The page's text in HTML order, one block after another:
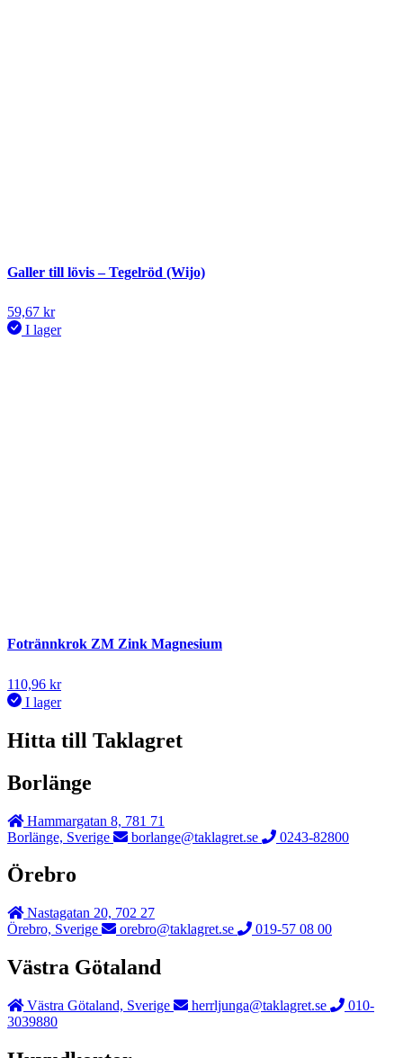
Galler till lövis – Tegelröd (Wijo)
59,67 kr
I lager
Fotrännkrok ZM Zink Magnesium
110,96 kr
I lager
Hitta till Taklagret
Borlänge
Hammargatan 8, 781 71
Borlänge, Sverige
borlange@taklagret.se 0243-82800
Örebro
Nastagatan 20, 702 27
Örebro, Sverige
orebro@taklagret.se 019-57 08 00
Västra Götaland
Västra Götaland, Sverige herrljunga@taklagret.se
010-
3039880